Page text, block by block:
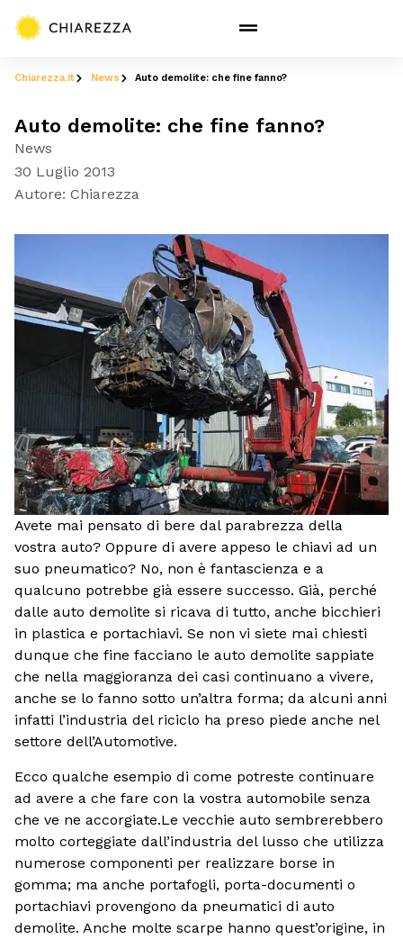
Chiarezza.it News Auto demolite: che fine fanno?
Auto demolite: che fine fanno?
News
30 Luglio 2013
Autore: Chiarezza
Avete mai pensato di bere dal parabrezza della
vostra auto? Oppure di avere appeso le chiavi ad un
suo pneumatico? No, non è fantascienza e a
qualcuno potrebbe già essere successo. Già, perché
dalle auto demolite si ricava di tutto, anche bicchieri
in plastica e portachiavi. Se non vi siete mai chiesti
dunque che fine facciano le auto demolite sappiate
che nella maggioranza dei casi continuano a vivere,
anche se lo fanno sotto un’altra forma; da alcuni anni
infatti l’industria del riciclo ha preso piede anche nel
settore dell’Automotive.
Ecco qualche esempio di come potreste continuare
ad avere a che fare con la vostra automobile senza
che ve ne accorgiate.Le vecchie auto sembrerebbero
molto corteggiate dall’industria del lusso che utilizza
numerose componenti per realizzare borse in
gomma; ma anche portafogli, porta-documenti o
portachiavi provengono da pneumatici di auto
demolite. Anche molte scarpe hanno quest’origine, in